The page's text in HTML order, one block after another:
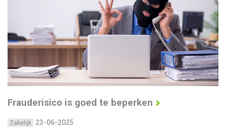
Frauderisico is goed te beperken
Zakelijk 23-06-2025